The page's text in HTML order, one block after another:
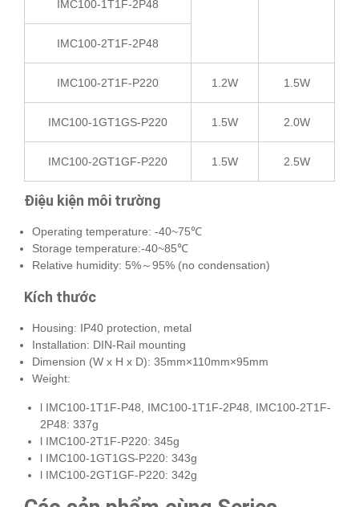
IMC100-1T1F-2P48
IMC100-2T1F-2P48
IMC100-2T1F-P220 1.2W 1.5W
IMC100-1GT1GS-P220 1.5W 2.0W
IMC100-2GT1GF-P220 1.5W 2.5W
Điệu kiện môi trường
Operating temperature: -40~75℃
Storage temperature:-40~85℃
Relative humidity: 5%～95% (no condensation)
Kích thước
Housing: IP40 protection, metal
Installation: DIN-Rail mounting
Dimension (W x H x D): 35mm×110mm×95mm
Weight:
l IMC100-1T1F-P48, IMC100-1T1F-2P48, IMC100-2T1F-
2P48: 337g
l IMC100-2T1F-P220: 345g
l IMC100-1GT1GS-P220: 343g
l IMC100-2GT1GF-P220: 342g